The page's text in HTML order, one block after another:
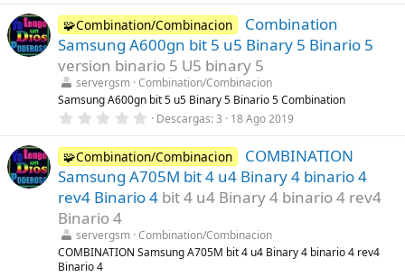
0
0
e
s
t
r
e
l
a
(
s
)
🧩Combination/Combinacion
Combination
Samsung A600gn bit 5 u5 Binary 5 Binario 5
version binario 5 U5 binary 5
servergsm Combination/Combinacion
Samsung A600gn bit 5 u5 Binary 5 Binario 5 Combination
0
0
0
e
s
t
r
l
l
a
Descargas 3 18 Ago 2019
🧩Combination/Combinacion
COMBINATION
Samsung A705M bit 4 u4 Binary 4 binario 4
rev4 Binario 4 bit 4 u4 Binary 4 binario 4 rev4
Binario 4
servergsm Combination/Combinacion
COMBINATION Samsung A705M bit 4 u4 Binary 4 binario 4 rev4
Binario 4